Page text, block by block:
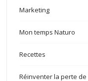
Marketing
Mon temps Naturo
Recettes
Réinventer la perte